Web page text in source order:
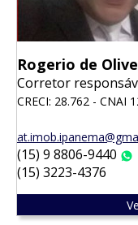
Rogerio de
Corretor
CRECI: 28.762 - CNAI
(15) 9 8806-9440
(15) 3223-4376